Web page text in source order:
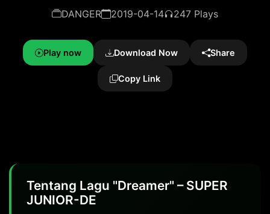
DANGER 2019-04-14 247 Plays
Play now Download Now Share
Copy Link
Tentang Lagu "Dreamer" – SUPER
JUNIOR-DE